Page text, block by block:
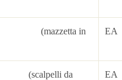
in
EA
da
EA